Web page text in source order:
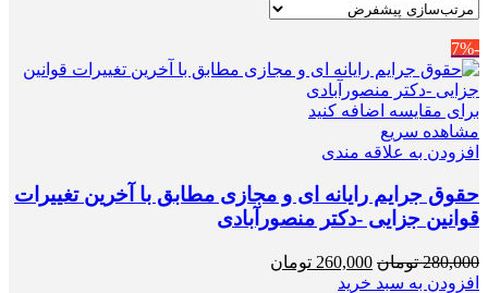
-7%
برای مقایسه اضافه کنید
مشاهده سریع
افزودن به علاقه مندی
حقوق جرایم رایانه ای و مجازی مطابق با آخرین تغییرات
قوانین جزایی -دکتر منصورآبادی
280,000 تومان قیمت
اصلی
260,000 تومان
افزودن به سبد خرید